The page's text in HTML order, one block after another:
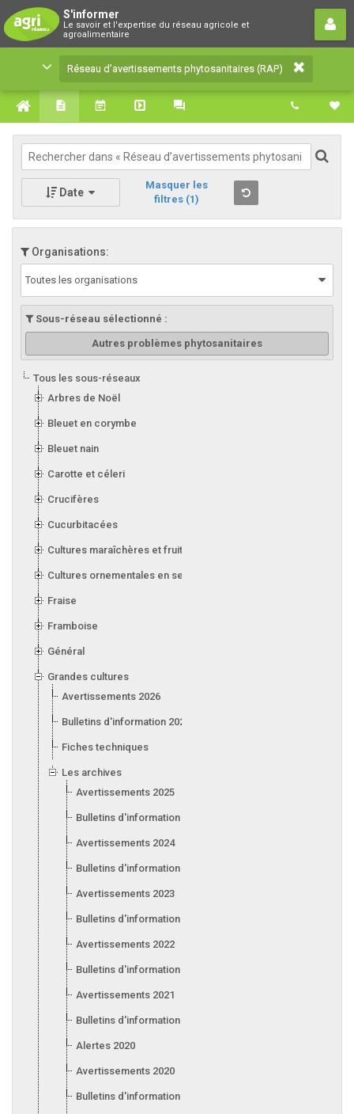
S'informer
Le savoir et l'expertise du réseau agricole et
agroalimentaire
Réseau d’avertissements
phytosanitaires (RAP)
Le savoir et l'expertise du réseau agricole et
agroalimentaire
Réseau d’avertissements phytosanitaires (RAP)
Date
Masquer les
filtres (1)
Organisations:
Toutes les organisations
Sous-réseau sélectionné :
Autres problèmes phytosanitaires
Tous les sous-réseaux
Arbres de Noël
Bleuet en corymbe
Bleuet nain
Carotte et céleri
Crucifères
Cucurbitacées
Cultures maraîchères et fruitières en serre
Cultures ornementales en serre
Fraise
Framboise
Général
Grandes cultures
Avertissements 2026
Bulletins d'information 2026
Fiches techniques
Les archives
Avertissements 2025
Bulletins d'information 2025
Avertissements 2024
Bulletins d'information 2024
Avertissements 2023
Bulletins d'information 2023
Avertissements 2022
Bulletins d'information 2022
Avertissements 2021
Bulletins d'information 2021
Alertes 2020
Avertissements 2020
Bulletins d'information 2020